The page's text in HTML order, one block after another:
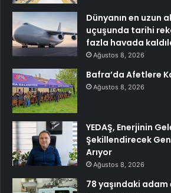
Dünyanın en uzun
uçuşunda tarihi
fazla havada
Ağustos 8, 2026
Bafra’da Afetlere
Ağustos 8, 2026
YEDAŞ, Enerjinin
Şekillendirecek
Arıyor
Ağustos 8, 2026
78 yaşındaki